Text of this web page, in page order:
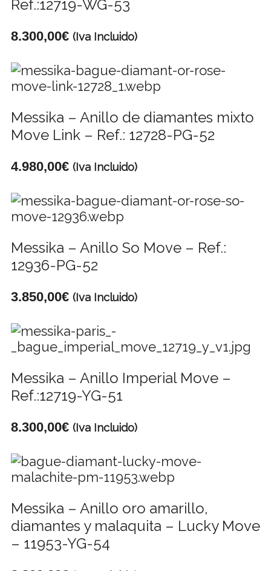
Ref.:12719-WG-53
8.300,00€ (Iva Incluido)
Messika – Anillo de diamantes mixto
Move Link – Ref.: 12728-PG-52
4.980,00€ (Iva Incluido)
Messika – Anillo So Move – Ref.:
12936-PG-52
3.850,00€ (Iva Incluido)
Messika – Anillo Imperial Move –
Ref.:12719-YG-51
8.300,00€ (Iva Incluido)
Messika – Anillo oro amarillo,
diamantes y malaquita – Lucky Move
– 11953-YG-54